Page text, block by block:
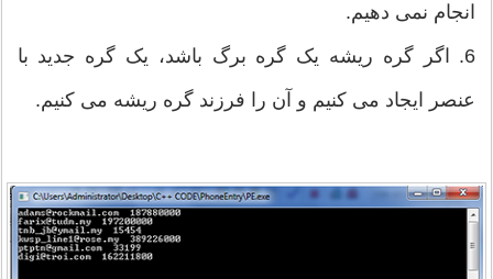
انجام نمی دهیم.
6. اگر گره ریشه یک گره برگ باشد، یک گره جدید با
عنصر ایجاد می کنیم و آن را فرزند گره ریشه می کنیم.